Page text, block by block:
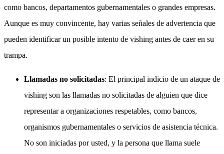
como bancos, departamentos gubernamentales o grandes empresas.
Aunque es muy convincente, hay varias señales de advertencia que
pueden identificar un posible intento de vishing antes de caer en su
trampa.
Llamadas no solicitadas: El principal indicio de un ataque de
vishing son las llamadas no solicitadas de alguien que dice
representar a organizaciones respetables, como bancos,
organismos gubernamentales o servicios de asistencia técnica.
No son iniciadas por usted, y la persona que llama suele